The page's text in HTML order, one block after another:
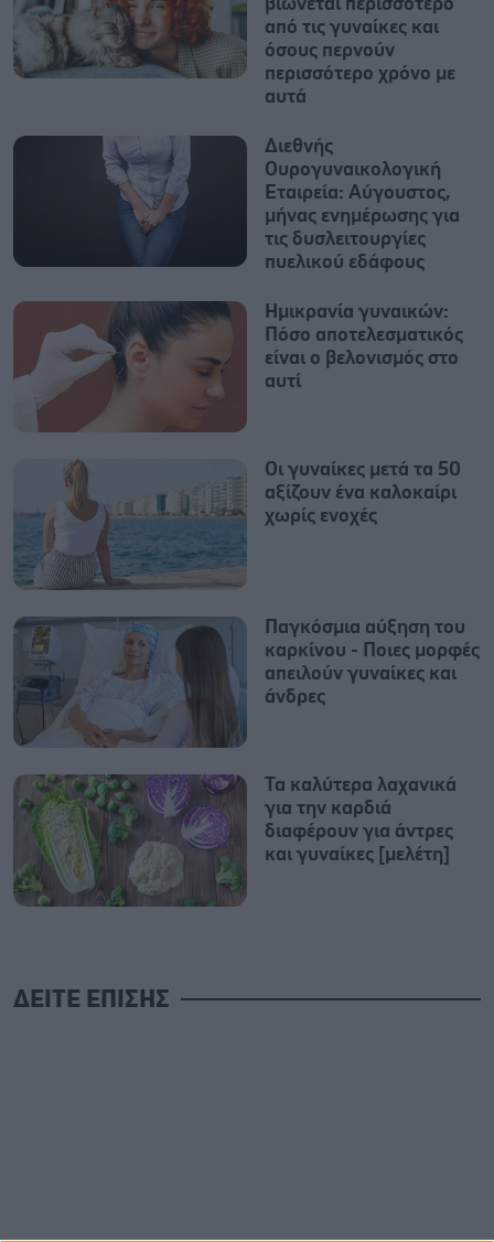
από τις γυναίκες και
όσους περνούν
περισσότερο χρόνο με
αυτά
Διεθνής
Ουρογυναικολογική
Εταιρεία: Αύγουστος,
μήνας ενημέρωσης για
τις δυσλειτουργίες
πυελικού εδάφους
Ημικρανία γυναικών:
Πόσο αποτελεσματικός
είναι ο βελονισμός στο
αυτί
Οι γυναίκες μετά τα 50
αξίζουν ένα καλοκαίρι
χωρίς ενοχές
Παγκόσμια αύξηση του
καρκίνου - Ποιες μορφές
απειλούν γυναίκες και
άνδρες
Τα καλύτερα λαχανικά
για την καρδιά
διαφέρουν για άντρες
και γυναίκες [μελέτη]
ΔΕΙΤΕ ΕΠΙΣΗΣ